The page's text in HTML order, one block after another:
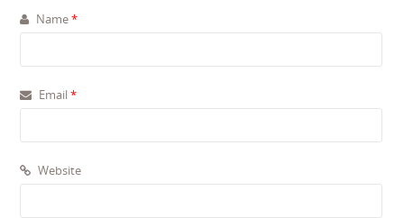
Name*
Email*
Website